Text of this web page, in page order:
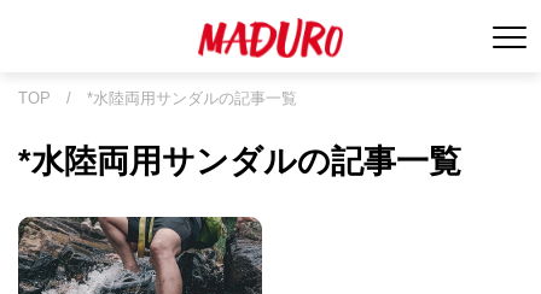
TOP / *水陸両用サンダルの記事一覧
*水陸両用サンダルの記事一覧